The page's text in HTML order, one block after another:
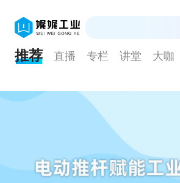
推荐 直播 专栏 讲堂 大咖